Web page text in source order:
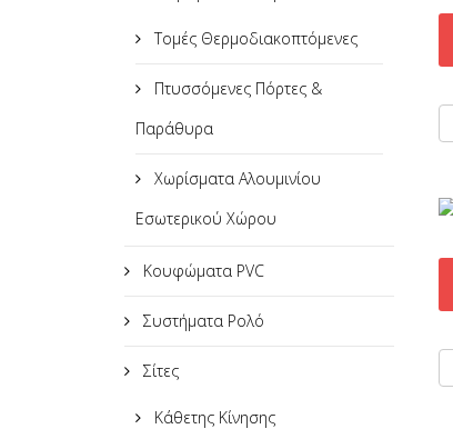
Τομές Θερμοδιακοπτόμενες
Πτυσσόμενες Πόρτες &
Παράθυρα
Χωρίσματα Αλουμινίου
Εσωτερικού Χώρου
Κουφώματα PVC
Συστήματα Ρολό
Σίτες
Κάθετης Κίνησης